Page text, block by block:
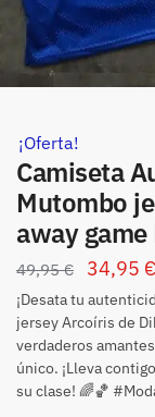
¡Oferta!
Camiseta
Mutombo
away
49,95€ 34,95 €
¡Desata tu
jersey Arcoíris de
verdaderos
único. ¡Lleva
su clase! 🌈🏀